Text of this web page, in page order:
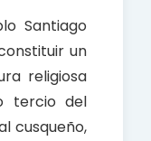
Santiago
un
religiosa
tercio del
cusqueño,